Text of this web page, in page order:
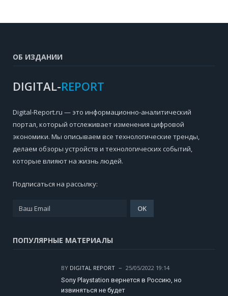
ОБ ИЗДАНИИ
DIGITAL-REPORT
Digital-Report.ru — это информационно-аналитический
портал, который отслеживает изменения цифровой
экономики. Мы описываем все технологические тренды,
делаем обзоры устройств и технологических событий,
которые влияют на жизнь людей.
Подписаться на рассылку:
ПОПУЛЯРНЫЕ МАТЕРИАЛЫ
BY DIGITAL REPORT
25/05/2022 19:14
Sony Playstation вернется в Россию, но
извиняться не будет